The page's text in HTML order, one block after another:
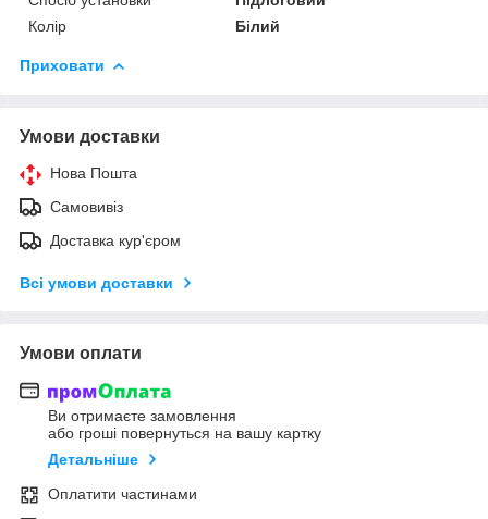
Колір
Білий
Приховати
Умови доставки
Нова Пошта
Самовивіз
Доставка кур'єром
Всі умови доставки
Умови оплати
Ви отримаєте замовлення
або гроші повернуться на вашу картку
Детальніше
Оплатити частинами